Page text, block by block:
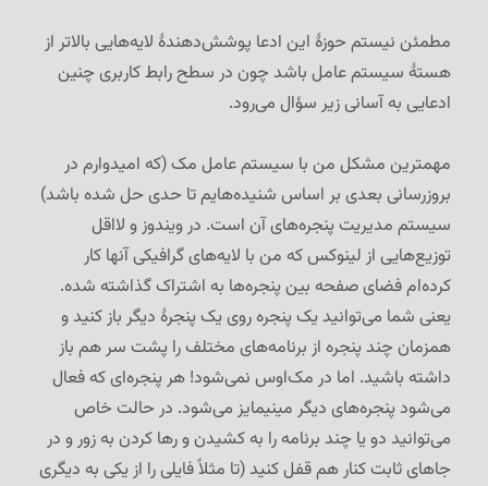
مطمئن نیستم حوزهٔ این ادعا پوشش‌دهندهٔ لایه‌هایی بالاتر از
هستهٔ سیستم عامل باشد چون در سطح رابط کاربری چنین
ادعایی به آسانی زیر سؤال می‌رود.
مهمترین مشکل من با سیستم عامل مک (که امیدوارم در
بروزرسانی بعدی بر اساس شنیده‌هایم تا حدی حل شده باشد)
سیستم مدیریت پنجره‌های آن است. در ویندوز و لااقل
توزیع‌هایی از لینوکس که من با لایه‌های گرافیکی آنها کار
کرده‌ام فضای صفحه بین پنجره‌ها به اشتراک گذاشته شده.
یعنی شما می‌توانید یک پنجره روی یک پنجرهٔ دیگر باز کنید و
همزمان چند پنجره از برنامه‌های مختلف را پشت سر هم باز
داشته باشید. اما در مک‌اوس نمی‌شود! هر پنجره‌ای که فعال
می‌شود پنجره‌های دیگر مینیمایز می‌شود. در حالت خاص
می‌توانید دو یا چند برنامه را به کشیدن و رها کردن به زور و در
جاهای ثابت کنار هم قفل کنید (تا مثلاً فایلی را از یکی به دیگری